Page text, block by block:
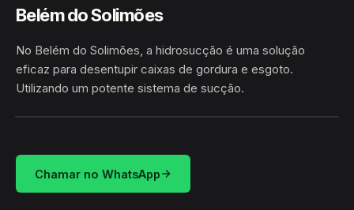
Belém do Solimões
No Belém do Solimões, a hidrosucção é uma solução
eficaz para desentupir caixas de gordura e esgoto.
Utilizando um potente sistema de sucção.
HIDROSUCÇÃO BELÉM DO SOLIMÕES · TABATINGA/AM
Chamar no WhatsApp